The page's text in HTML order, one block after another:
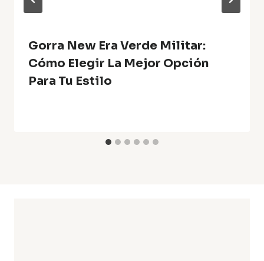
Gorra New Era Verde Militar:
Cómo Elegir La Mejor Opción
Para Tu Estilo